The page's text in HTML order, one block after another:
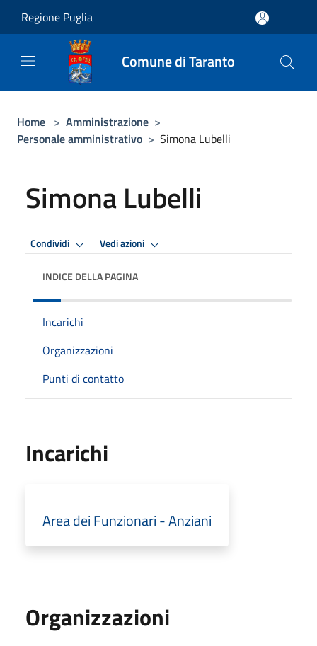
Regione Puglia
Comune di Taranto
Home > Amministrazione >
Personale amministrativo > Simona Lubelli
Simona Lubelli
Condividi Vedi azioni
INDICE DELLA PAGINA
Incarichi
Organizzazioni
Punti di contatto
Incarichi
Area dei Funzionari - Anziani
Organizzazioni